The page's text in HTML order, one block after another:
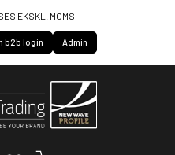
OF LEVERING
b2b login Admin